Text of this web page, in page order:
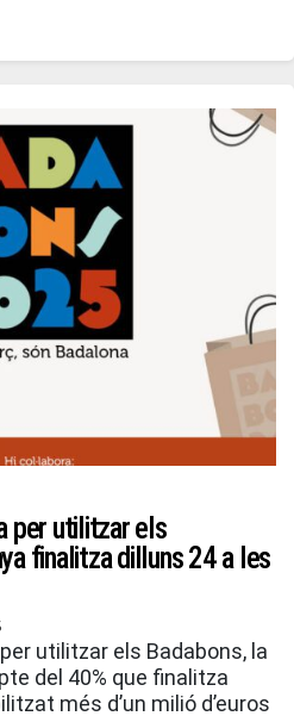
per utilitzar els
finalitza dilluns 24 a les
utilitzar els Badabons, la
del 40% que finalitza
més d’un milió d’euros